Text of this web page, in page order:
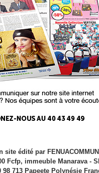
site édité par
Fcfp, immeuble Manarava -
98 713 Papeete Polynésie